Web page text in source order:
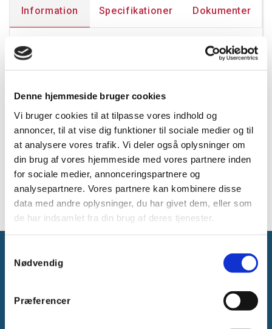
Denne hjemmeside bruger cookies
Vi bruger cookies til at tilpasse vores indhold og
annoncer, til at vise dig funktioner til sociale medier og til
at analysere vores trafik. Vi deler også oplysninger om
din brug af vores hjemmeside med vores partnere inden
for sociale medier, annonceringspartnere og
analysepartnere. Vores partnere kan kombinere disse
data med andre oplysninger, du har givet dem, eller som
de har indsamlet fra din brug af deres tjenester.
Nødvendig
Præferencer
Information Specifikationer Dokumenter
Mærker for ledning 1.5 til 2.5 mm².
Fra 1.5 mm² til 2,5mm²: strips af 30 mærker
Ciffer: international farve kode
1.5 til 2.5²
4
Gul